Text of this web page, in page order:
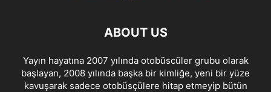
ABOUT US
Yayın hayatına 2007 yılında otobüscüler grubu olarak
başlayan, 2008 yılında başka bir kimliğe, yeni bir yüze
kavuşarak sadece otobüsçülere hitap etmeyip bütün